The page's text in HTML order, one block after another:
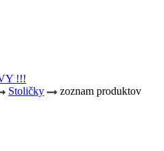
!!!
Stoličky zoznam produktov